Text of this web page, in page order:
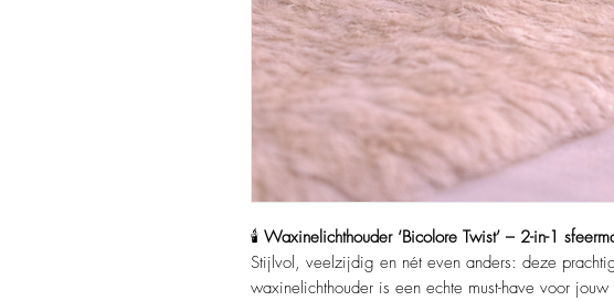
🕯️ Waxinelichthouder ‘Bicolore Twist’ – 2-in-1
Stijlvol, veelzijdig en nét even anders: deze
waxinelichthouder is een echte must-have voor